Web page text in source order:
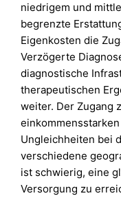
niedrigem und
begrenzte
Eigenkosten die
Verzögerte
diagnostische
therapeutischen
weiter. Der Zugang
Ungleichheiten bei
verschiedene
ist schwierig, eine
Versorgung zu